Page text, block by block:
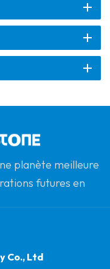
planète meilleure
futures en
le plus fiable
et l'innovation.
Co., Ltd